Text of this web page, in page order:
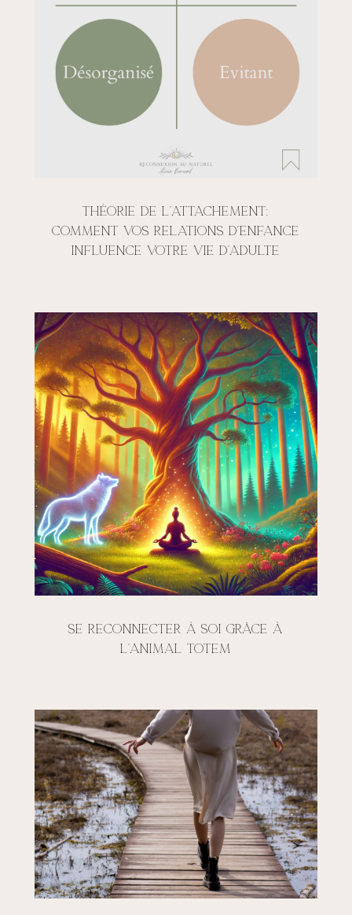
Théorie de l’attachement:
comment vos relations d’enfance
influence votre vie d’adulte
Se reconnecter à soi grâce à
l’animal totem